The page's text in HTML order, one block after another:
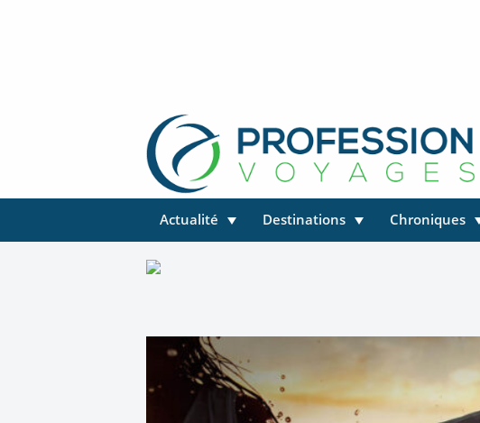
Actualité Destinations Chroniques